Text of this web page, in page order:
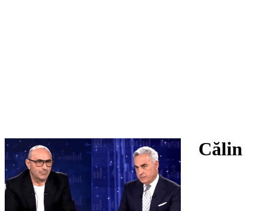
Călin